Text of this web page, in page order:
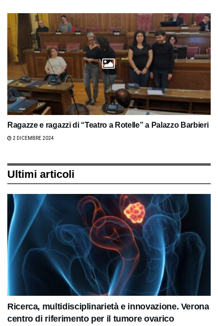
Ragazze e ragazzi di “Teatro a Rotelle” a Palazzo Barbieri
2 DICEMBRE 2024
Ultimi articoli
Ricerca, multidisciplinarietà e innovazione. Verona
centro di riferimento per il tumore ovarico